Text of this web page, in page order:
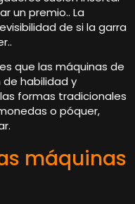
un premio.. La
de si la garra
que las máquinas de
habilidad y
formas tradicionales
o póquer,
máquinas